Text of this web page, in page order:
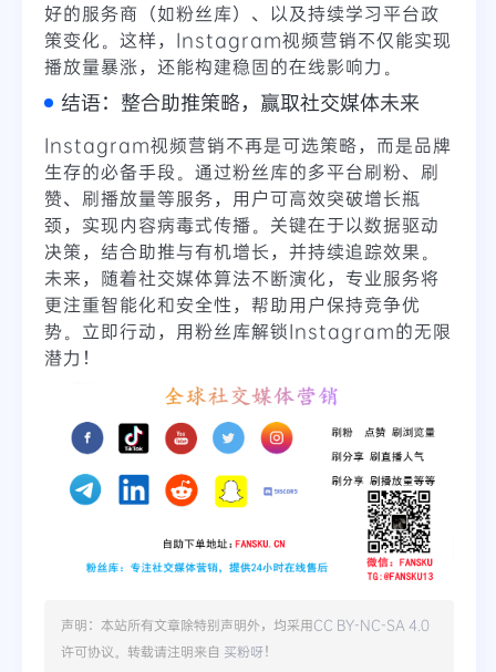
好的服务商（如粉丝库）、以及持续学习平台政
策变化。这样，Instagram视频营销不仅能实现
播放量暴涨，还能构建稳固的在线影响力。
结语：整合助推策略，赢取社交媒体未来
Instagram视频营销不再是可选策略，而是品牌
生存的必备手段。通过粉丝库的多平台刷粉、刷
赞、刷播放量等服务，用户可高效突破增长瓶
颈，实现内容病毒式传播。关键在于以数据驱动
决策，结合助推与有机增长，并持续追踪效果。
未来，随着社交媒体算法不断演化，专业服务将
更注重智能化和安全性，帮助用户保持竞争优
势。立即行动，用粉丝库解锁Instagram的无限
潜力！
声明：本站所有文章除特别声明外，均采用CC BY-NC-SA 4.0
许可协议。转载请注明来自 买粉呀！